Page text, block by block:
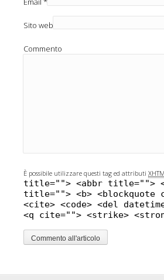
Sito web
Commento
È possibile utilizzare questi tag ed attributi
title=""> <abbr title="">
title=""> <b> <blockquote
<cite> <code> <del
<q cite=""> <strike>